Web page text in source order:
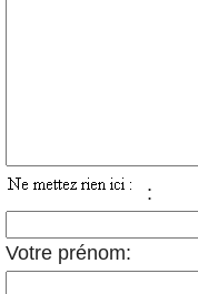
:
Votre prénom: